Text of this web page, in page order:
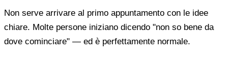
Non serve arrivare al primo appuntamento con le idee
chiare. Molte persone iniziano dicendo "non so bene da
dove cominciare" — ed è perfettamente normale.